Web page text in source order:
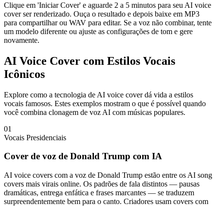
Clique em 'Iniciar Cover' e aguarde 2 a 5 minutos para seu AI voice
cover ser renderizado. Ouça o resultado e depois baixe em MP3
para compartilhar ou WAV para editar. Se a voz não combinar, tente
um modelo diferente ou ajuste as configurações de tom e gere
novamente.
AI Voice Cover com Estilos Vocais
Icônicos
Explore como a tecnologia de AI voice cover dá vida a estilos
vocais famosos. Estes exemplos mostram o que é possível quando
você combina clonagem de voz AI com músicas populares.
01
Vocais Presidenciais
Cover de voz de Donald Trump com IA
AI voice covers com a voz de Donald Trump estão entre os AI song
covers mais virais online. Os padrões de fala distintos — pausas
dramáticas, entrega enfática e frases marcantes — se traduzem
surpreendentemente bem para o canto. Criadores usam covers com